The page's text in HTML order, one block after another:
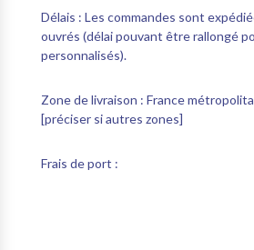
Délais : Les commandes sont
ouvrés (délai pouvant être rallongé
personnalisés).
Zone de livraison : France
[préciser si autres zones]
Frais de port :